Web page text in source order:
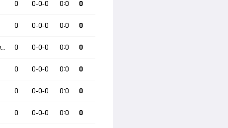
0 0-0-0 0:0 0
0 0-0-0 0:0 0
Braunschweig 0 0-0-0 0:0 0
0 0-0-0 0:0 0
0 0-0-0 0:0 0
0 0-0-0 0:0 0